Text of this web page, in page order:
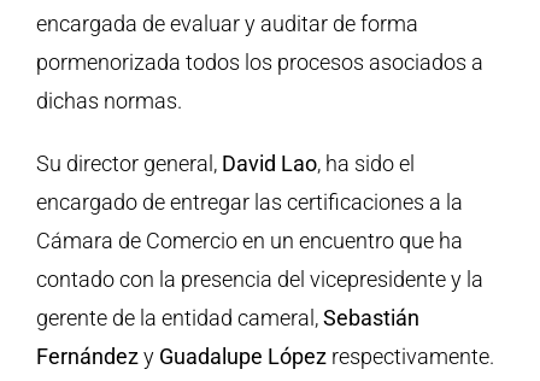
encargada de evaluar y auditar de forma
pormenorizada todos los procesos asociados a
dichas normas.
Su director general, David Lao, ha sido el
encargado de entregar las certificaciones a la
Cámara de Comercio en un encuentro que ha
contado con la presencia del vicepresidente y la
gerente de la entidad cameral,Sebastián
Fernándezy Guadalupe López respectivamente.